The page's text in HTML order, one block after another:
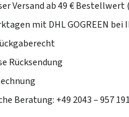
Versand ab 49 € Bestellwert
mit DHL GOGREEN bei
Rücksendung
Beratung: +49 2043 – 957